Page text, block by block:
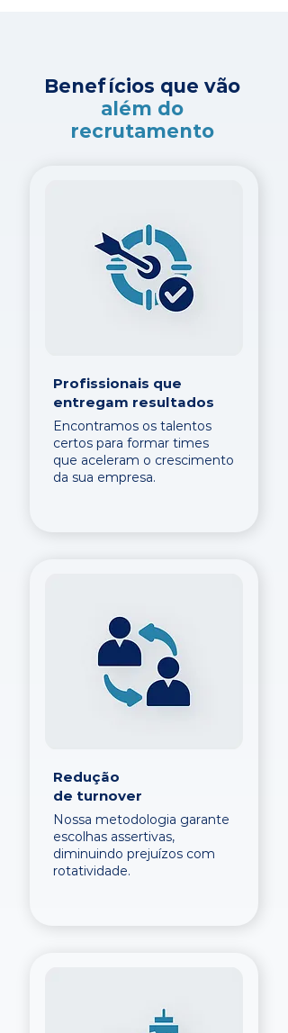
Benefícios que vão
além do
recrutamento
Profissionais que
entregam resultados
Encontramos os talentos
certos para formar times
que aceleram o crescimento
da sua empresa.
Redução
de turnover
Nossa metodologia garante
escolhas assertivas,
diminuindo prejuízos com
rotatividade.